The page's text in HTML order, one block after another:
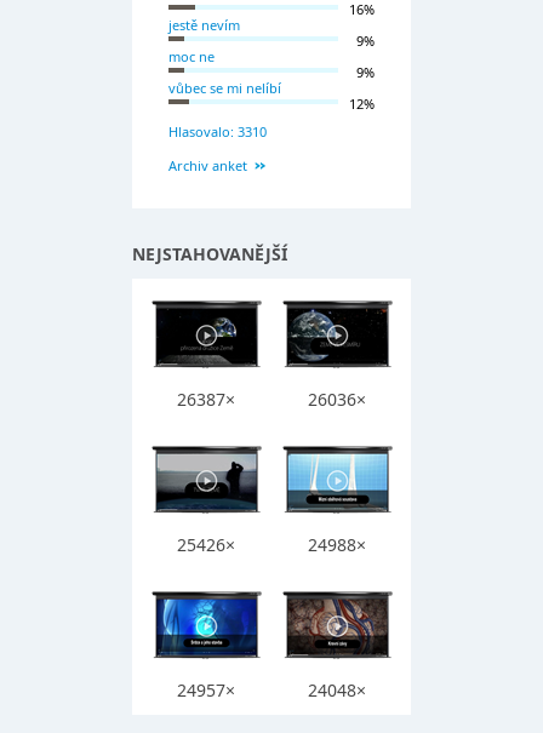
16%
jestě nevím
9%
moc ne
9%
vůbec se mi nelíbí
12%
Hlasovalo: 3310
Archiv anket
NEJSTAHOVANĚJŠÍ
26387× 26036×
25426× 24988×
24957× 24048×